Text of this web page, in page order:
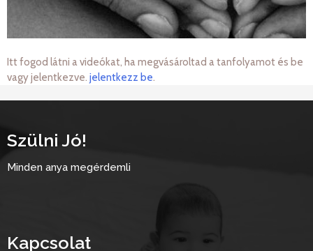
Itt fogod látni a videókat, ha megvásároltad a tanfolyamot és be
vagy jelentkezve. jelentkezz be.
Szülni Jó!
Minden anya megérdemli
Kapcsolat